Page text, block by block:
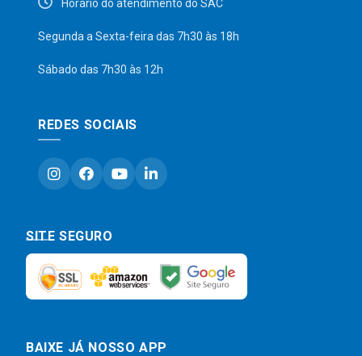
Horário do atendimento do SAC
Segunda a Sexta-feira das 7h30 às 18h
Sábado das 7h30 às 12h
REDES SOCIAIS
SITE SEGURO
BAIXE JÁ NOSSO APP